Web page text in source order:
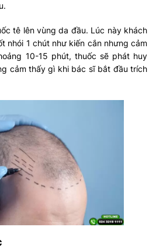
tê lên vùng da đầu. Lúc này khách
nhói 1 chút như kiến cắn nhưng cảm
10-15 phút, thuốc sẽ phát huy
cảm thấy gì khi bác sĩ bắt đầu trích